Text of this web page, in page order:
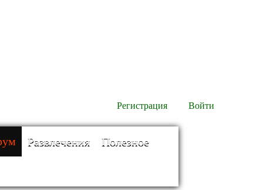
Регистрация Войти
Развлечения Полезное